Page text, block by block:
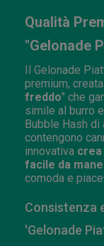
Qualità
"Gelonade
Il Gelonade
premium,
freddo" che
simile al burro
Bubble Hash di
contengono
innovativa crea
facile da
comoda e
Consistenza
'Gelonade